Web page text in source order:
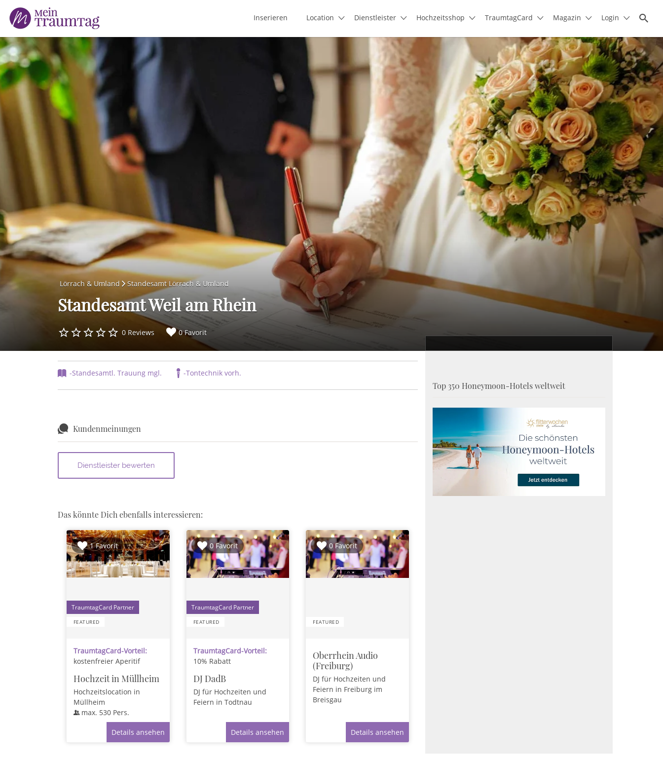
Inserieren Location Dienstleister Hochzeitsshop TraumtagCard Magazin Login
Suchen
nach:
Lörrach & Umland Standesamt Lörrach & Umland
Standesamt Weil am Rhein
0 Reviews 0 Favorit
-Standesamtl. Trauung mgl. -Tontechnik vorh.
Kundenmeinungen
Das könnte Dich ebenfalls interessieren:
1 Favorit
FEATURED
TraumtagCard-Vorteil:
kostenfreier Aperitif
Hochzeit in Müllheim
Hochzeitslocation in
Müllheim
max. 530Pers.
Details ansehen
0 Favorit
FEATURED
TraumtagCard-Vorteil:
10% Rabatt
DJ DadB
DJ für Hochzeiten und
Feiern in Todtnau
Details ansehen
0 Favorit
FEATURED
Oberrhein Audio
(Freiburg)
DJ für Hochzeiten und
Feiern in Freiburg im
Breisgau
Details ansehen
Top 350 Honeymoon-Hotels weltweit